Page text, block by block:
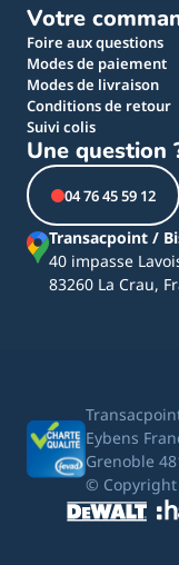
Votre
Foire aux questions
Modes de paiement
Modes de livraison
Conditions de retour
Suivi colis
Une question
04 76 45 59 12
Transacpoint /
40 impasse
83260 La Crau,
Eybens
Grenoble
© Copyright